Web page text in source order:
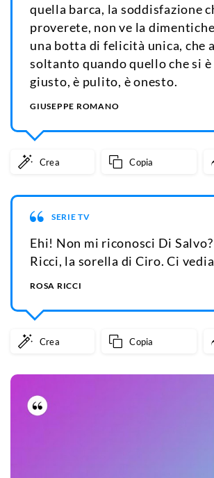
quella barca, la soddisfazione
proverete, non ve la
una botta di felicità unica, che
soltanto quando quello che si
giusto, è pulito, è onesto.
GIUSEPPE ROMANO
Crea Copia
SERIE TV
Ehi! Non mi riconosci Di
Ricci, la sorella di Ciro. Ci
ROSA RICCI
Crea Copia